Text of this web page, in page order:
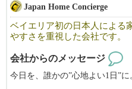
Japan Home Concierge
ベイエリア初の日本人による
やすさを重視した会社です。
会社からのメッセージ
今日を、誰かの”心地よい1日”に